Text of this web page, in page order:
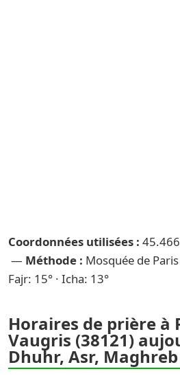
Coordonnées utilisées :
— Méthode : Mosquée de
Fajr: 15° · Icha: 13°
Horaires de prière à
Vaugris (38121)
Dhuhr, Asr,